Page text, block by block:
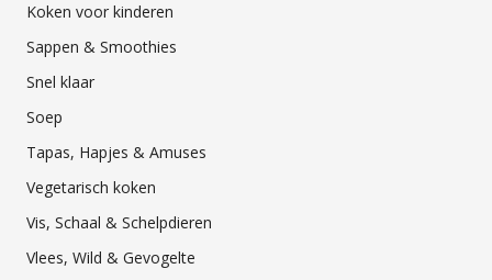
Koken voor kinderen
Sappen & Smoothies
Snel klaar
Soep
Tapas, Hapjes & Amuses
Vegetarisch koken
Vis, Schaal & Schelpdieren
Vlees, Wild & Gevogelte